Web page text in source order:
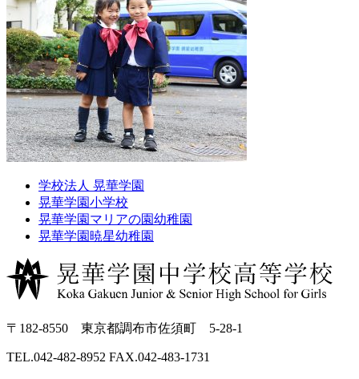
学校法人 晃華学園
晃華学園小学校
晃華学園マリアの園幼稚園
晃華学園暁星幼稚園
〒182-8550 東京都調布市佐須町 5-28-1
TEL.042-482-8952 FAX.042-483-1731